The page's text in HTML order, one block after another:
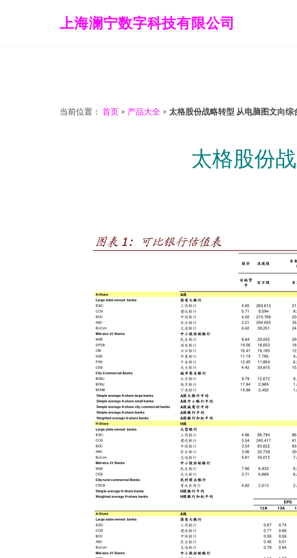
上海澜宁数字科技有限公司
当前位置： 首页 > 产品大全 > 太格股份战略转型 从电脑图文向综
太格股份